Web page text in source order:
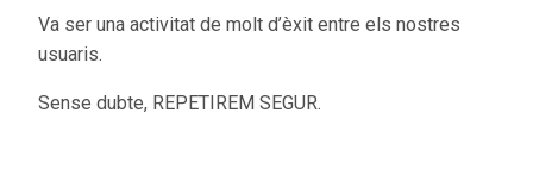
Va ser una activitat de molt d’èxit entre els nostres
usuaris.
Sense dubte, REPETIREM SEGUR.